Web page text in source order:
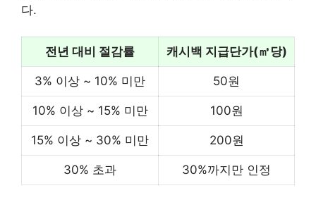
다.
전년 대비 절감률 캐시백 지급단가(㎥당)
3% 이상 ~ 10% 미만 50원
10% 이상 ~ 15% 미만 100원
15% 이상 ~ 30% 미만 200원
30% 초과 30%까지만 인정